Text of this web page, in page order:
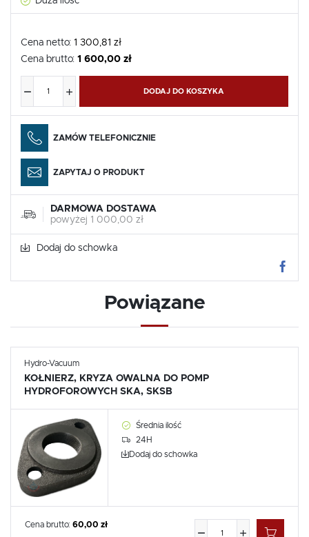
Cena netto: 1 300,81 zł
Cena brutto: 1 600,00 zł
DODAJ DO KOSZYKA
ZAMÓW TELEFONICZNIE
ZAPYTAJ O PRODUKT
DARMOWA DOSTAWA
powyżej 1 000,00 zł
Dodaj do schowka
Powiązane
Hydro-Vacuum
KOŁNIERZ, KRYZA OWALNA DO POMP
HYDROFOROWYCH SKA, SKSB
Średnia ilość
24H
Dodaj do schowka
Cena brutto: 60,00 zł